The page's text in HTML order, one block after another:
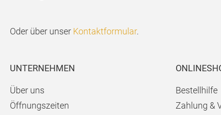
Oder über unser Kontaktformular.
UNTERNEHMEN
Über uns
Öffnungszeiten
Bestellhilfe
Zahlung &